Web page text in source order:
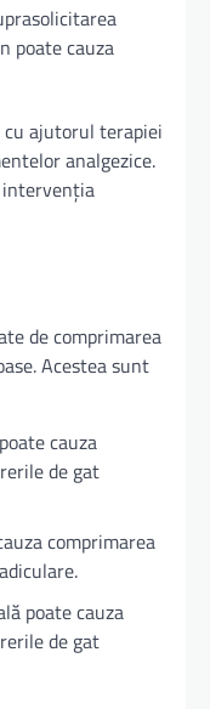
poate cauza
ajutorul terapiei
analgezice.
intervenția
de comprimarea
Acestea sunt
cauza
de gat
comprimarea
poate cauza
de gat